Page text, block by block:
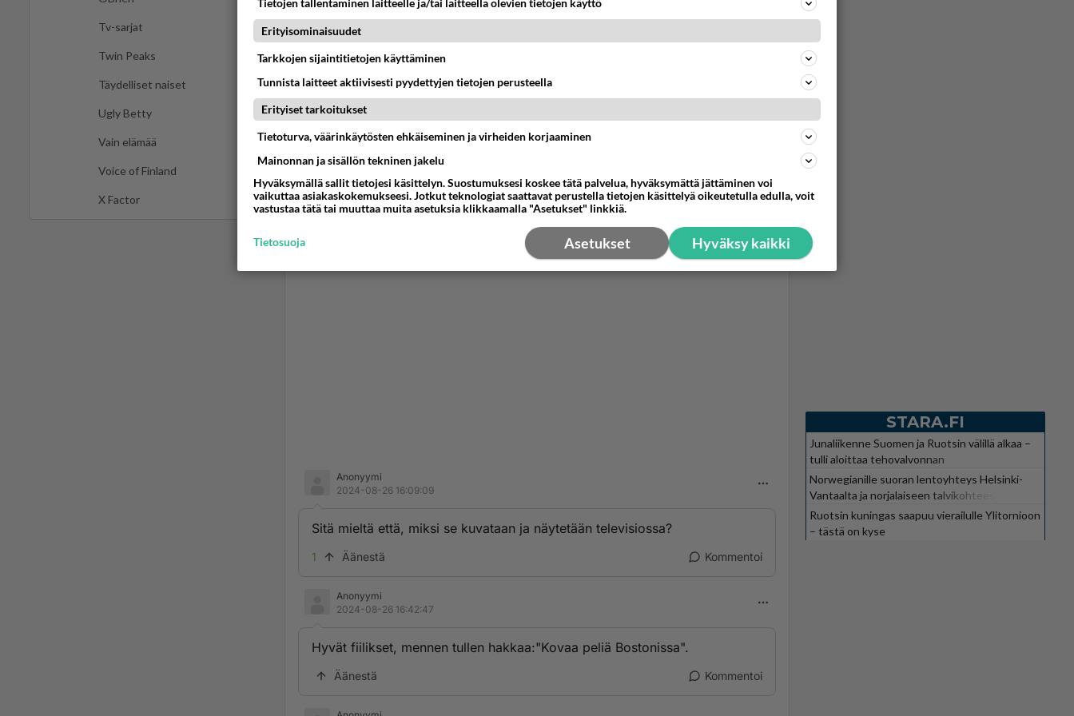
Tv-sarjat
Twin Peaks
Täydelliset naiset
Ugly Betty
Vain elämää
Voice of Finland
X Factor
Anonyymi
2024-08-26 16:09:09
Sitä mieltä että, miksi se kuvataan ja näytetään televisiossa?
1 Äänestä Kommentoi
Anonyymi
2024-08-26 16:42:47
Hyvät fiilikset, mennen tullen hakkaa:"Kovaa peliä Bostonissa".
Äänestä Kommentoi
STARA.FI
Junaliikenne Suomen ja Ruotsin välillä alkaa –
tulli aloittaa tehovalvonnan
Norwegianille suoran lentoyhteys Helsinki-
Vantaalta ja norjalaiseen talvikohteeseen
Ruotsin kuningas saapuu vierailulle Ylitornioon
– tästä on kyse
Tietojen tallentaminen laitteelle ja/tai laitteella olevien tietojen käyttö
Erityisominaisuudet
Tarkkojen sijaintitietojen käyttäminen
Tunnista laitteet aktiivisesti pyydettyjen tietojen perusteella
Erityiset tarkoitukset
Tietoturva, väärinkäytösten ehkäiseminen ja virheiden korjaaminen
Mainonnan ja sisällön tekninen jakelu
Hyväksymällä sallit tietojesi käsittelyn. Suostumuksesi koskee tätä palvelua, hyväksymättä jättäminen voi
vaikuttaa asiakaskokemukseesi. Jotkut teknologiat saattavat perustella tietojen käsittelyä oikeutetulla edulla, voit
vastustaa tätä tai muuttaa muita asetuksia klikkaamalla "Asetukset" linkkiä.
Hyväksy kaikki
Asetukset
Tietosuoja